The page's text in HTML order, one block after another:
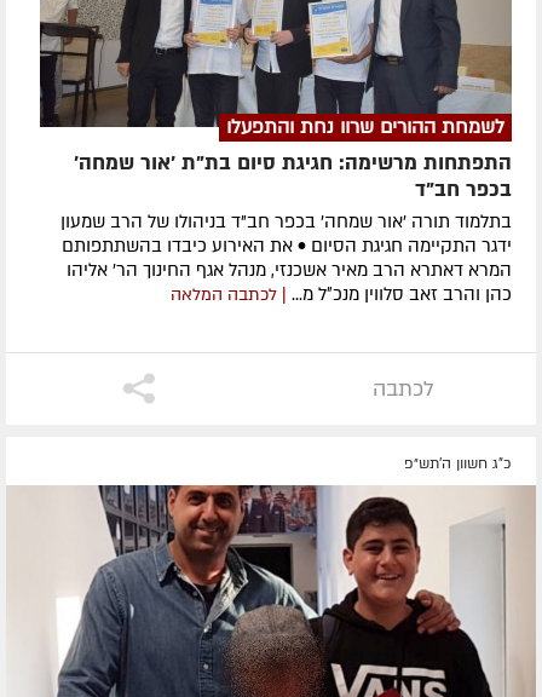
לשמחת ההורים שרוו נחת והתפעלו
התפתחות מרשימה: חגיגת סיום בת"ת 'אור שמחה'
בכפר חב"ד
בתלמוד תורה 'אור שמחה' בכפר חב"ד בניהולו של הרב שמעון
ידגר התקיימה חגיגת הסיום • את האירוע כיבדו בהשתתפותם
המרא דאתרא הרב מאיר אשכנזי, מנהל אגף החינוך הר' אליהו
כהן והרב זאב סלווין מנכ״ל מ... | לכתבה המלאה
לכתבה
כ"ג חשוון ה׳תש״פ